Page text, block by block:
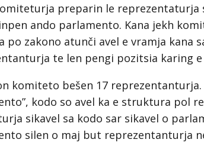
preparin le reprezentaturja
ando parlamento. Kana jekh
po zakono atunči avel e vramja kana
te len pengi pozitsia karing
komiteto bešen 17
kodo so avel ka e struktura pol
sikavel sa kodo sar sikavel o
silen o maj but reprezentanturja